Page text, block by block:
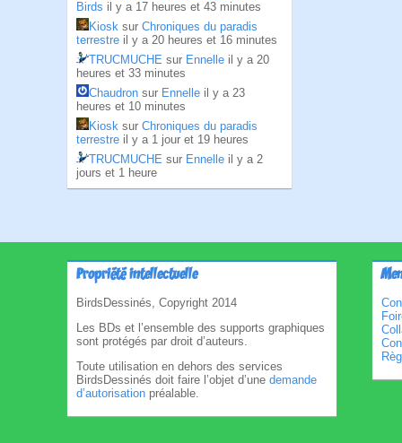
Birds il y a 17 heures et 43 minutes
Kiosk sur Chroniques du paradis
terrestre il y a 20 heures et 16 minutes
TRUCMUCHE sur Ennelle il y a 20
heures et 33 minutes
Chaudron sur Ennelle il y a 23
heures et 10 minutes
Kiosk sur Chroniques du paradis
terrestre il y a 1 jour et 19 heures
TRUCMUCHE sur Ennelle il y a 2
jours et 1 heure
Propriété intellectuelle
BirdsDessinés, Copyright 2014
Les BDs et l’ensemble des supports graphiques
sont protégés par droit d’auteurs.
Toute utilisation en dehors des services
BirdsDessinés doit faire l’objet d’une demande
d’autorisation préalable.